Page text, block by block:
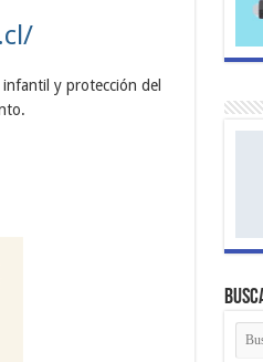
y protección del